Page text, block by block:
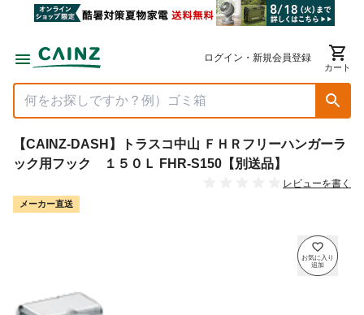
ログイン・新規会員登録
カート
【CAINZ-DASH】トラスコ中山 ＦＨＲフリーハンガーラ
ック用フック １５０Ｌ FHR-S150【別送品】
レビューを書く
メーカー直送